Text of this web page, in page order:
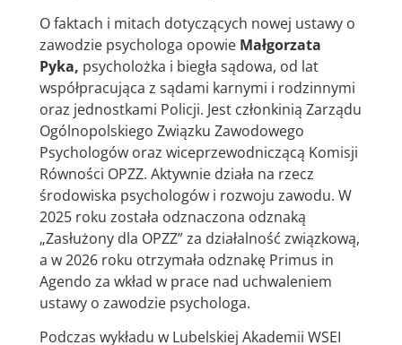
O faktach i mitach dotyczących nowej ustawy o
zawodzie psychologa opowie Małgorzata
Pyka, psycholożka i biegła sądowa, od lat
współpracująca z sądami karnymi i rodzinnymi
oraz jednostkami Policji. Jest członkinią Zarządu
Ogólnopolskiego Związku Zawodowego
Psychologów oraz wiceprzewodniczącą Komisji
Równości OPZZ. Aktywnie działa na rzecz
środowiska psychologów i rozwoju zawodu. W
2025 roku została odznaczona odznaką
„Zasłużony dla OPZZ” za działalność związkową,
a w 2026 roku otrzymała odznakę Primus in
Agendo za wkład w prace nad uchwaleniem
ustawy o zawodzie psychologa.
Podczas wykładu w Lubelskiej Akademii WSEI